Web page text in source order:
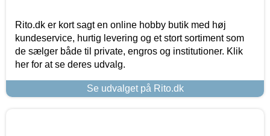
Rito.dk er kort sagt en online hobby butik med høj
kundeservice, hurtig levering og et stort sortiment som
de sælger både til private, engros og institutioner. Klik
her for at se deres udvalg.
Se udvalget på Rito.dk